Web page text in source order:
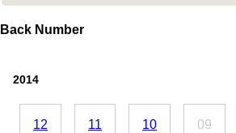
Back Number
2014
12 11 10 09